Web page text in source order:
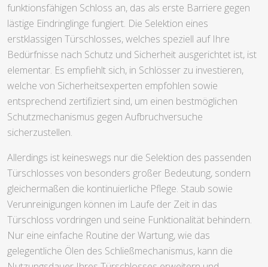
funktionsfähigen Schloss an, das als erste Barriere gegen
lästige Eindringlinge fungiert. Die Selektion eines
erstklassigen Türschlosses, welches speziell auf Ihre
Bedürfnisse nach Schutz und Sicherheit ausgerichtet ist, ist
elementar. Es empfiehlt sich, in Schlösser zu investieren,
welche von Sicherheitsexperten empfohlen sowie
entsprechend zertifiziert sind, um einen bestmöglichen
Schutzmechanismus gegen Aufbruchversuche
sicherzustellen.
Allerdings ist keineswegs nur die Selektion des passenden
Türschlosses von besonders großer Bedeutung, sondern
gleichermaßen die kontinuierliche Pflege. Staub sowie
Verunreinigungen können im Laufe der Zeit in das
Türschloss vordringen und seine Funktionalität behindern.
Nur eine einfache Routine der Wartung, wie das
gelegentliche Ölen des Schließmechanismus, kann die